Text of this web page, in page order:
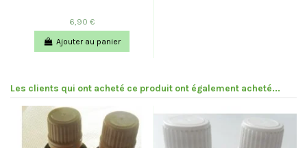
6,90 €
Ajouter au panier
Les clients qui ont acheté ce produit ont également acheté...